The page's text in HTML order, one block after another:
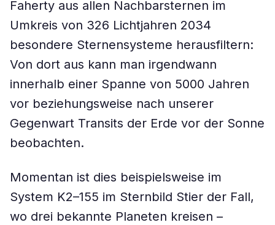
Faherty aus allen Nachbarsternen im
Umkreis von 326 Lichtjahren 2034
besondere Sternensysteme herausfiltern:
Von dort aus kann man irgendwann
innerhalb einer Spanne von 5000 Jahren
vor beziehungsweise nach unserer
Gegenwart Transits der Erde vor der Sonne
beobachten.
Momentan ist dies beispielsweise im
System K2–155 im Sternbild Stier der Fall,
wo drei bekannte Planeten kreisen –